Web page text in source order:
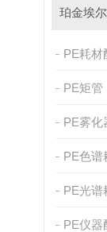
珀金埃
PE耗材
PE矩管
PE雾化
PE色谱
PE光谱
PE仪器